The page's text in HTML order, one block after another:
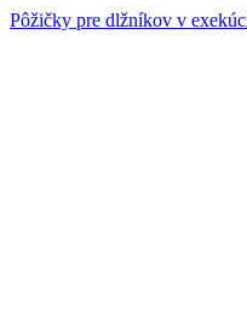
Pôžičky pre dlžníkov v